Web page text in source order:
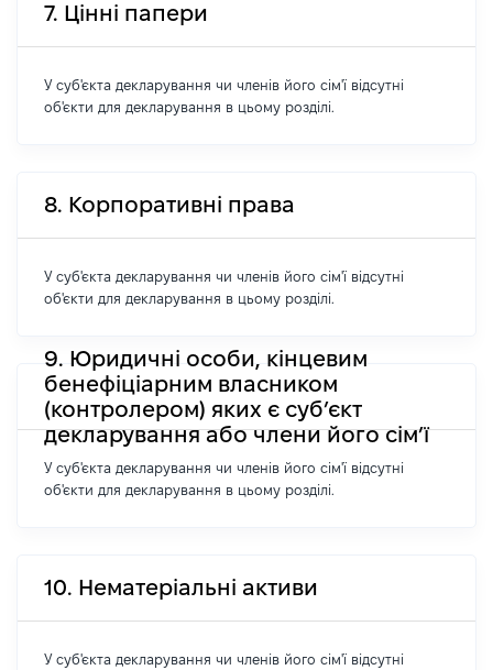
7. Цінні папери
У суб'єкта декларування чи членів його сім'ї відсутні
об'єкти для декларування в цьому розділі.
8. Корпоративні права
У суб'єкта декларування чи членів його сім'ї відсутні
об'єкти для декларування в цьому розділі.
9. Юридичні особи, кінцевим
бенефіціарним власником
(контролером) яких є суб’єкт
декларування або члени його сім’ї
У суб'єкта декларування чи членів його сім'ї відсутні
об'єкти для декларування в цьому розділі.
10. Нематеріальні активи
У суб'єкта декларування чи членів його сім'ї відсутні